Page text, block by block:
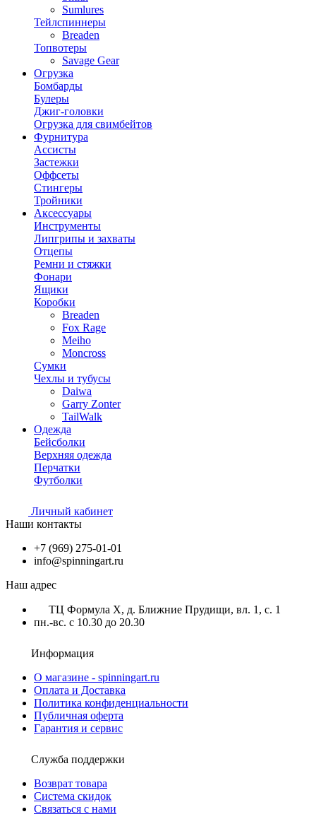
Sumlures
Тейлспиннеры
Breaden
Топвотеры
Savage Gear
Огрузка
Бомбарды
Булеры
Джиг-головки
Огрузка для свимбейтов
Фурнитура
Ассисты
Застежки
Оффсеты
Стингеры
Тройники
Аксессуары
Инструменты
Липгрипы и захваты
Отцепы
Ремни и стяжки
Фонари
Ящики
Коробки
Breaden
Fox Rage
Meiho
Moncross
Сумки
Чехлы и тубусы
Daiwa
Garry Zonter
TailWalk
Одежда
Бейсболки
Верхняя одежда
Перчатки
Футболки
Личный кабинет
Наши контакты
+7 (969) 275-01-01
info@spinningart.ru
Наш адрес
ТЦ Формула X, д. Ближние Прудищи, вл. 1, с. 1
пн.-вс. с 10.30 до 20.30
Информация
О магазине - spinningart.ru
Оплата и Доставка
Политика конфиденциальности
Публичная оферта
Гарантия и сервис
Служба поддержки
Возврат товара
Система скидок
Связаться с нами